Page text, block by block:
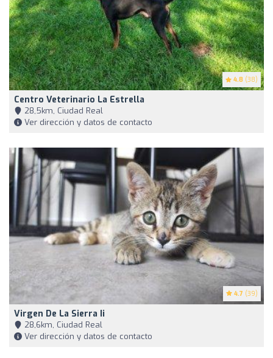
4.8 (38)
Centro Veterinario La Estrella
28,5km, Ciudad Real
Ver dirección y datos de contacto
4.7 (39)
Virgen De La Sierra Ii
28,6km, Ciudad Real
Ver dirección y datos de contacto